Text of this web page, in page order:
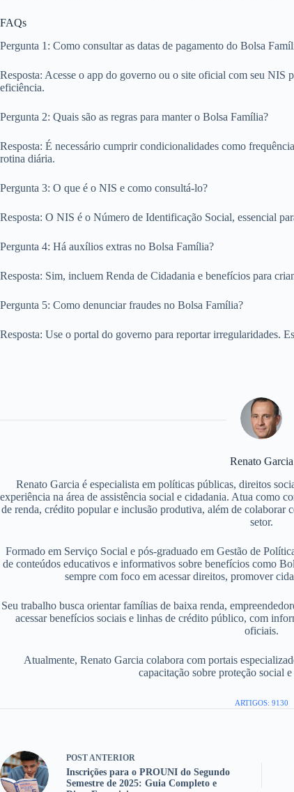
FAQs
Pergunta 1: Como consultar as datas de pagamento do Bolsa
Resposta: Acesse o app do governo ou o site oficial com seu NIS
eficiência.
Pergunta 2: Quais são as regras para manter o Bolsa Família?
Resposta: É necessário cumprir condicionalidades como
rotina diária.
Pergunta 3: O que é o NIS e como consultá-lo?
Resposta: O NIS é o Número de Identificação Social, essencial
Pergunta 4: Há auxílios extras no Bolsa Família?
Resposta: Sim, incluem Renda de Cidadania e benefícios para
Pergunta 5: Como denunciar fraudes no Bolsa Família?
Resposta: Use o portal do governo para reportar irregularidades.
Renato Garcia
Renato Garcia é especialista em políticas públicas, direitos
experiência na área de assistência social e cidadania. Atua como
de renda, crédito popular e inclusão produtiva, além de colaborar
setor.
Formado em Serviço Social e pós-graduado em Gestão de
de conteúdos educativos e informativos sobre benefícios como
sempre com foco em acessar direitos, promover
Seu trabalho busca orientar famílias de baixa renda,
acessar benefícios sociais e linhas de crédito público, com
oficiais.
Atualmente, Renato Garcia colabora com portais
capacitação sobre proteção social
ARTIGOS: 9130
POST ANTERIOR
Inscrições para o PROUNI do Segundo
Semestre de 2025: Guia Completo e